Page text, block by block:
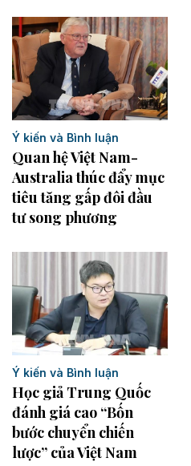
Ý kiến và Bình luận
Quan hệ Việt Nam-
Australia thúc đẩy mục
tiêu tăng gấp đôi đầu
tư song phương
Ý kiến và Bình luận
Học giả Trung Quốc
đánh giá cao “Bốn
bước chuyển chiến
lược” của Việt Nam